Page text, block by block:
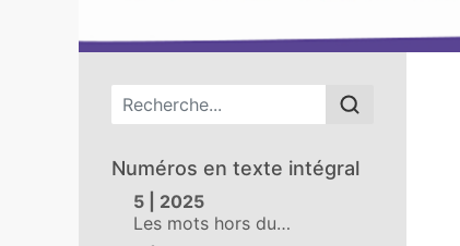
Menu principal
Numéros en texte intégral
5 | 2025
Les mots hors du…